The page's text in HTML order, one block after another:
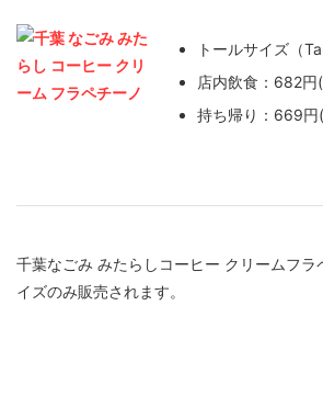
トールサイズ（
店内飲食：682円
持ち帰り：669円
千葉なごみ みたらしコーヒー クリームフラ
イズのみ販売されます。